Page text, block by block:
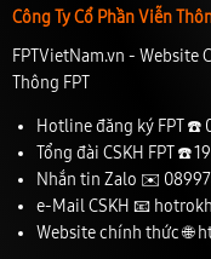
Công Ty Cổ Phần Viễn
FPTVietNam.vn - Website
Thông FPT
Hotline đăng ký FPT ☎️
Tổng đài CSKH FPT ☎️
Nhắn tin Zalo ✉️
e-Mail CSKH 📧
Website chính thức 🌐